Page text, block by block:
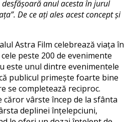
anul acesta în jurul
De ce aţi ales acest concept şi
Astra Film celebrează viaţa în
peste 200 de evenimente
este unul dintre evenimentele
publicul primeşte foarte bine
se completează reciproc.
căror vârste încep de la sfânta
deplinei înţelepciuni,